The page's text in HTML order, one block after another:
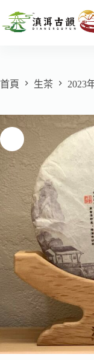
首頁 生茶 2023